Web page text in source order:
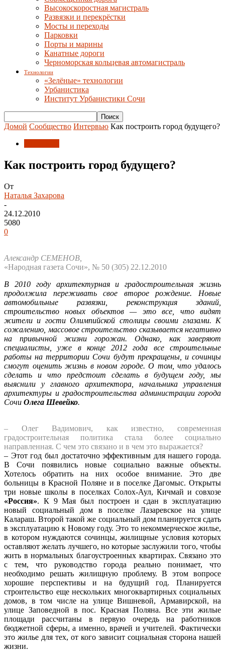
Высокоскоростная магистраль
Развязки и перекрёстки
Мосты и переходы
Парковки
Порты и марины
Канатные дороги
Черноморская кольцевая автомагистраль
Технологии
«Зелёные» технологии
Урбанистика
Институт Урбанистики Сочи
Домой Сообщество Интервью Как построить город будущего?
Как построить город будущего?
От
Наталья Захарова
-
24.12.2010
5080
0
Александр СЕМЕНОВ,
«Народная газета Сочи», № 50 (305) 22.12.2010
В 2010 году архитектурная и градостроительная жизнь
продолжила переживать свое второе рождение. Новые
автомобильные развязки, реконструкция зданий,
строительство новых объектов — это все, что видят
жители и гости Олимпийской столицы своими глазами. К
сожалению, массовое строительство сказывается негативно
на привычной жизни горожан. Однако, как заверяют
специалисты, уже в конце 2012 года все строительные
работы на территории Сочи будут прекращены, и сочинцы
смогут оценить жизнь в новом городе. О том, что удалось
сделать и что предстоит сделать в будущем году, мы
выяснили у главного архитектора, начальника управления
архитектуры и градостроительства администрации города
Сочи Олега Шевейко.
– Олег Вадимович, как известно, современная
градостроительная политика стала более социально
направленная. С чем это связано и в чем это выражается?
– Этот год был достаточно эффективным для нашего города.
В Сочи появились новые социально важные объекты.
Хотелось обратить на них особое внимание. Это две
больницы в Красной Поляне и в поселке Дагомыс. Открыты
три новые школы в поселках Солох-Аул, Кичмай и совхозе
«Россия». К 9 Мая был построен и сдан в эксплуатацию
новый социальный дом в поселке Лазаревское на улице
Калараш. Второй такой же социальный дом планируется сдать
в эксплуатацию к Новому году. Это то некоммерческое жилье,
в котором нуждаются сочинцы, жилищные условия которых
оставляют желать лучшего, но которые заслужили того, чтобы
жить в нормальных благоустроенных квартирах. Связано это
с тем, что руководство города реально понимает, что
необходимо решать жилищную проблему. В этом вопросе
хорошие перспективы и на будущий год. Планируется
строительство еще нескольких многоквартирных социальных
домов, в том числе на улице Вишневой, Армавирской, на
улице Заповедной в пос. Красная Поляна. Все эти жилые
площади рассчитаны в первую очередь на работников
бюджетной сферы, а именно, врачей и учителей. Фактически
это жилье для тех, от кого зависит социальная сторона нашей
жизни.